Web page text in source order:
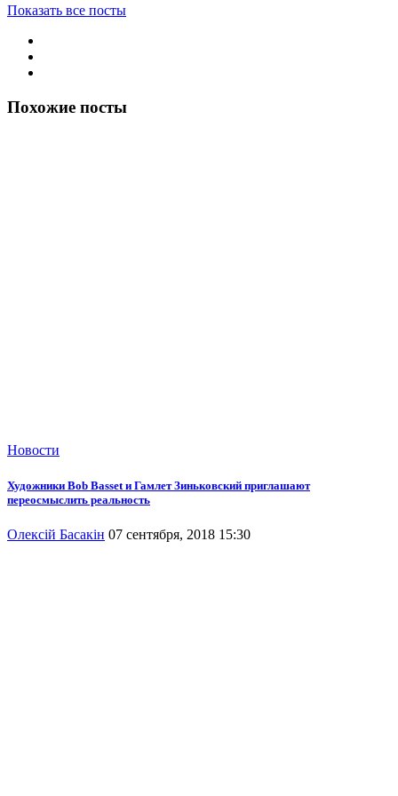
Показать все посты
Похожие посты
Новости
Художники Bob Basset и Гамлет Зиньковский приглашают
переосмыслить реальность
Олексій Басакін 07 сентября, 2018 15:30